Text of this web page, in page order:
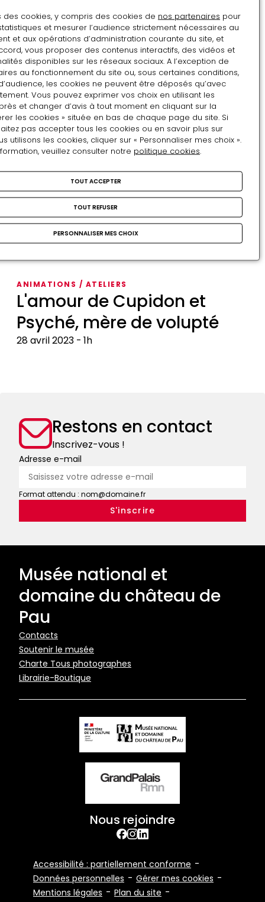
Les
amours
du
roi
:
regard
critique
Quand l'amour s'en mêle
Vendredi 14 février 2025 1h
RENCONTRE
Quand
l'amour
s'en
mêle
Les amours du roi
Lundi 10 février (Tous publics) & mardi 11 février
VISITE THÉMATIQUE
amours
roiTout feu, tout flamme
Les 11, 19, 22 & 30 juillet 2024 1h De 6 à 10 ans
PARCOURS-DÉCOUVERTE
Tout
tout
flamme
L'amour de Cupidon et
Psyché, mère de volupté
28 avril 2023 1h
ANIMATIONS / ATELIERS
Psyché,
mère
de
volupté
Restons en contact
Inscrivez-vous !
Adresse e-mail
Format attendu : nom@domaine.fr
Musée national et
domaine du château de
Pau
Pied
de
page
Contacts
Soutenir le musée
Charte Tous photographes
Librairie-Boutique
Nous rejoindre
facebook
Instagram
Bottom
Accessibilité : partiellement conforme
Données personnelles
Gérer mes cookies
Mentions légales
Plan du site
des cookies, y compris des cookies de nos partenaires pour
et mesurer l’audience strictement nécessaires au
et aux opérations d’administration courante du site, et
vous proposer des contenus interactifs, des vidéos et
disponibles sur les réseaux sociaux. A l’exception de
au fonctionnement du site ou, sous certaines conditions,
les cookies ne peuvent être déposés qu’avec
Vous pouvez exprimer vos choix en utilisant les
et changer d’avis à tout moment en cliquant sur la
les cookies » située en bas de chaque page du site. Si
pas accepter tous les cookies ou en savoir plus sur
utilisons les cookies, cliquer sur « Personnaliser mes choix ».
veuillez consulter notre politique cookies.
TOUT ACCEPTER
TOUT REFUSER
PERSONNALISER MES CHOIX